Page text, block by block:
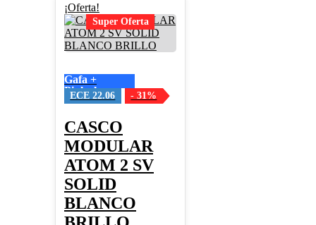
¡Oferta!
Super Oferta
Gafa +
Pinlock
ECE 22.06 - 31%
CASCO
MODULAR
ATOM 2 SV
SOLID
BLANCO
Este
producto
tiene
múltiples
opciones
se
elegir
en
la
página
de
producto